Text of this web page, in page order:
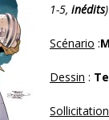
1-5, inédits)
Scénario :
Dessin :
Sollicitation